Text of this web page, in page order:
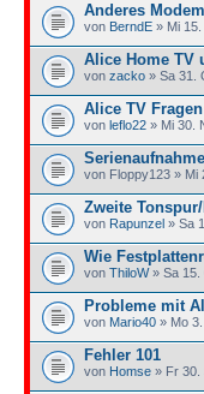
Anderes
von BerndE » Mi
Alice Home TV
von zacko » Sa 31.
Alice TV Fragen
von leflo22 » Mi 30.
von Floppy123 » Mi
Zweite
von Rapunzel » Sa
Wie
von ThiloW» Sa 15.
Probleme mit
von Mario40 » Mo
Fehler 101
von Homse » Fr 30.